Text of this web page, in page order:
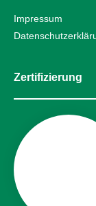
Impressum
Zertifizierung